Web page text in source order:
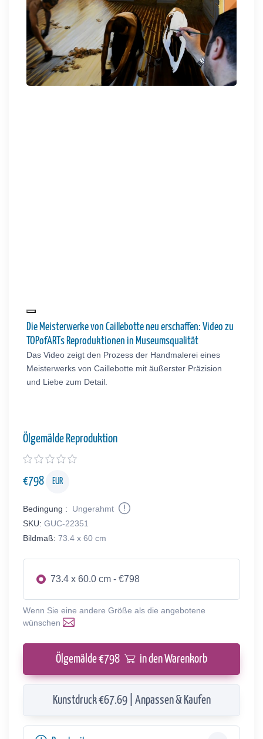
Die Meisterwerke von Caillebotte neu erschaffen: Video zu
TOPofARTs Reproduktionen in Museumsqualität
Das Video zeigt den Prozess der Handmalerei eines
Meisterwerks von Caillebotte mit äußerster Präzision
und Liebe zum Detail.
Ölgemälde Reproduktion
€798 EUR
Bedingung :
Ungerahmt
SKU: GUC-22351
Bildmaß: 73.4 x 60 cm
73.4 x 60.0 cm - €798
Wenn Sie eine andere Größe als die angebotene
wünschen
Ölgemälde €798 in den Warenkorb
Kunstdruck €67.69 | Anpassen & Kaufen